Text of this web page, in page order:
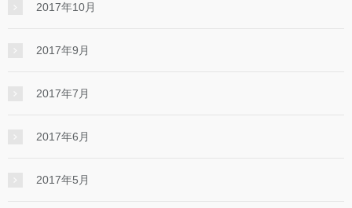
2017年10月
2017年9月
2017年7月
2017年6月
2017年5月